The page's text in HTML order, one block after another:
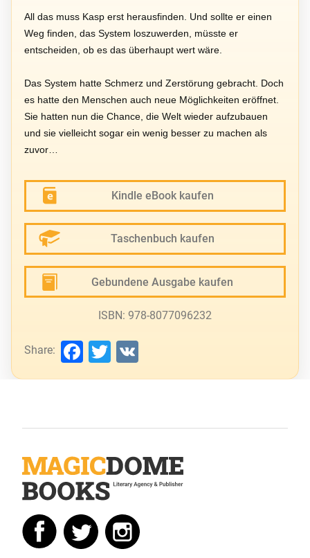
All das muss Kasp erst herausfinden. Und sollte er einen
Weg finden, das System loszuwerden, müsste er
entscheiden, ob es das überhaupt wert wäre.
Das System hatte Schmerz und Zerstörung gebracht. Doch
es hatte den Menschen auch neue Möglichkeiten eröffnet.
Sie hatten nun die Chance, die Welt wieder aufzubauen
und sie vielleicht sogar ein wenig besser zu machen als
zuvor…
Kindle eBook kaufen
Taschenbuch kaufen
Gebundene Ausgabe kaufen
ISBN: 978-8077096232
Share: Facebook
Twitter